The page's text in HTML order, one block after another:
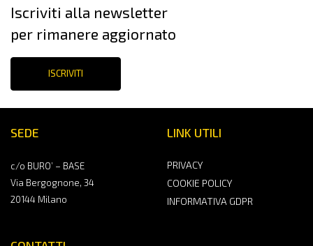
SEDE
c/o BURO’ – BASE
Via Bergognone, 34
20144 Milano
LINK UTILI
PRIVACY
COOKIE POLICY
INFORMATIVA GDPR
Iscriviti alla newsletter
per rimanere aggiornato
ISCRIVITI